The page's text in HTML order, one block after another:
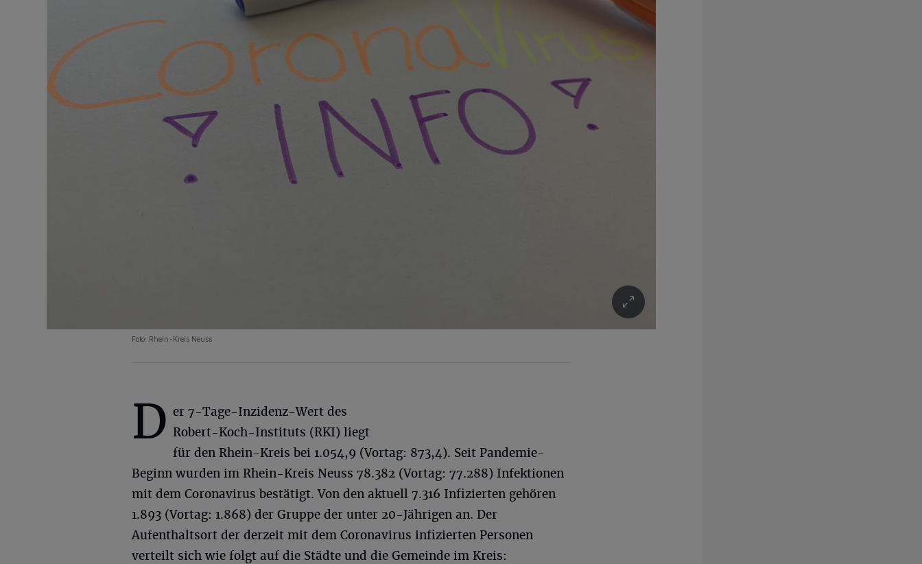
Foto: Rhein-Kreis Neuss
D er 7-Tage-Inzidenz-Wert des
Robert-Koch-Instituts (RKI) liegt
für den Rhein-Kreis bei 1.054,9 (Vortag: 873,4). Seit Pandemie-
Beginn wurden im Rhein-Kreis Neuss 78.382 (Vortag: 77.288) Infektionen
mit dem Coronavirus bestätigt. Von den aktuell 7.316 Infizierten gehören
1.893 (Vortag: 1.868) der Gruppe der unter 20-Jährigen an. Der
Aufenthaltsort der derzeit mit dem Coronavirus infizierten Personen
verteilt sich wie folgt auf die Städte und die Gemeinde im Kreis: